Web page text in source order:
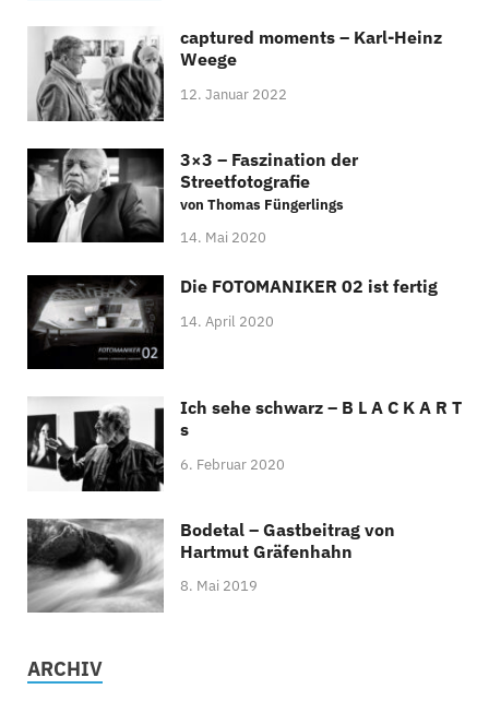
captured moments – Karl-Heinz
Weege
12. Januar 2022
3×3 – Faszination der
Streetfotografie
von Thomas Füngerlings
14. Mai 2020
Die FOTOMANIKER 02 ist fertig
14. April 2020
Ich sehe schwarz – B L A C K A R T
s
6. Februar 2020
Bodetal – Gastbeitrag von
Hartmut Gräfenhahn
8. Mai 2019
ARCHIV